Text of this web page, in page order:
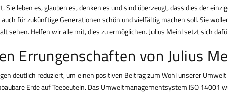
leben es, glauben es, denken es und sind überzeugt, dass dies der
für zukünftige Generationen schön und vielfältig machen soll. Sie
sehen. Helfen wir alle mit, dies zu ermöglichen. Julius Meinl setzt sich
Errungenschaften von Julius
deutlich reduziert, um einen positiven Beitrag zum Wohl unserer
Erde auf Teebeuteln. Das Umweltmanagementsystem ISO 14001